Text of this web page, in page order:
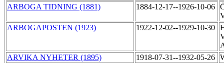
ARBOGA TIDNING (1881)
1884-12-17--1926-10-06
ARBOGAPOSTEN (1923)
1922-12-02--1929-10-30
ARVIKA NYHETER (1895)
1918-07-31--1932-05-26